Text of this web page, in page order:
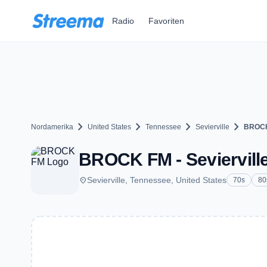
Radio Favoriten
Nordamerika chevron_right United States chevron_right Tennessee chevron_right Sevierville chevron_right
BROCK FM -
placeSevierville, Tennessee, United States 70s